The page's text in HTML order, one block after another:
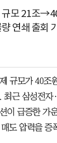
규모 21조
연쇄 출회
규모가 40조
최근 삼성전
이 급증한 가
도 압력을